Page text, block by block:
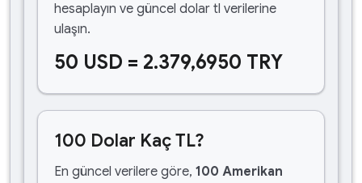
hesaplayın ve güncel dolar tl verilerine
ulaşın.
50 USD = 2.379,6950 TRY
100 Dolar Kaç TL?
En güncel verilere göre, 100 Amerikan